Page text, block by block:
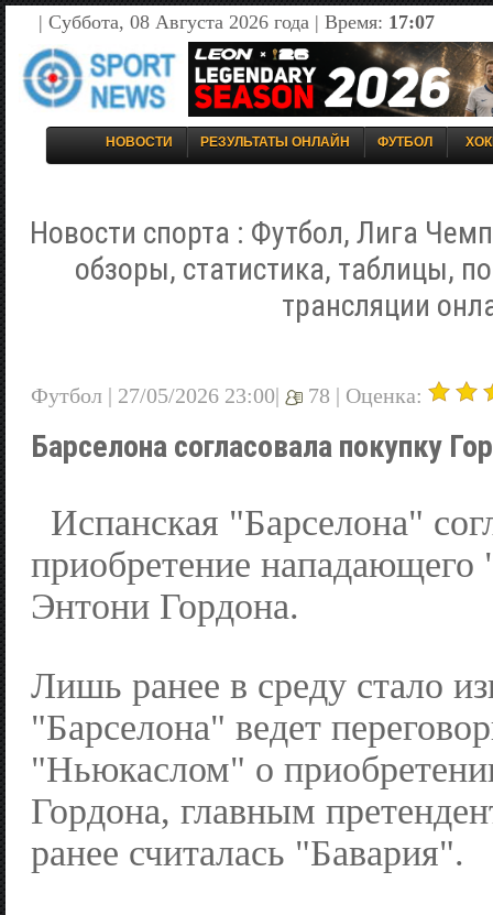
| Суббота, 08 Августа 2026 года | Время: 17:07
НОВОСТИ РЕЗУЛЬТАТЫ ОНЛАЙН ФУТБОЛ
Новости спорта : Футбол, Лига
обзоры, статистика, таблицы,
трансляции
Футбол | 27/05/2026 23:00| 78 | Оценка:
Барселона согласовала покупку
Испанская "Барселона"
приобретение
Энтони Гордона.
Лишь ранее в среду стало
"Барселона" ведет
"Ньюкаслом" о
Гордона, главным
ранее считалась "Бавария".